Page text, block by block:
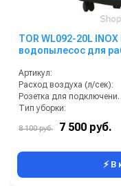
TOR WL092-20L
водопылесос для
Артикул:
Расход воздуха (л/сек):
Розетка
Тип уборки:
Материал бака:
8 100 руб. 7 500 руб.
⚡ В